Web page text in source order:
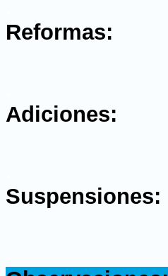
Reformas:
Adiciones:
Suspensiones: